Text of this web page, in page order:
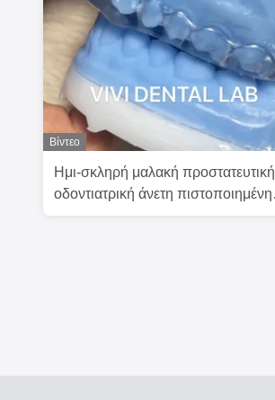
Βίντεο
Ημι-σκληρή μαλακή προστατευτική
οδοντιατρική άνετη πιστοποιημένη